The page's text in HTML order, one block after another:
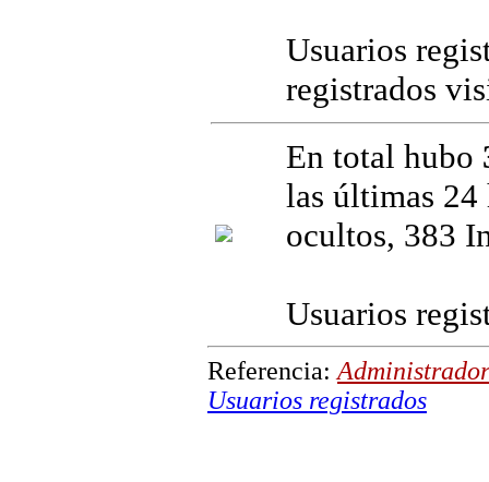
Usuarios
registrados
En total hubo
las últimas 24
ocultos, 383
Usuarios
Referencia:
Usuarios registrados